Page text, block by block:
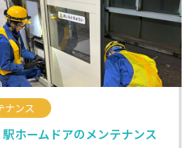
ナンス
駅ホームドアのメンテナンス